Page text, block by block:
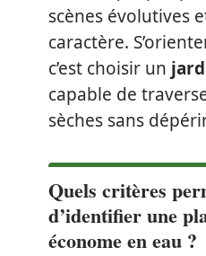
scènes évolutives
caractère.
c’est choisir un
capable de
sèches sans
Quels critères
d’identifier une
économe en eau ?